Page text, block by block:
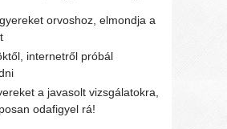
orvoshoz, elmondja a
internetről próbál
a javasolt vizsgálatokra,
odafigyel rá!